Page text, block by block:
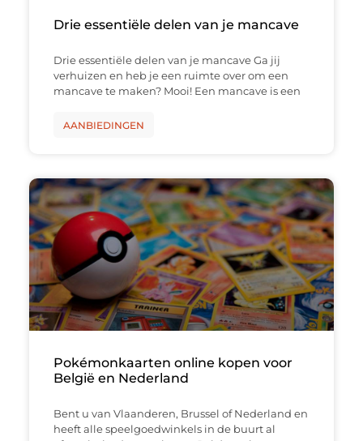
Drie essentiële delen van je mancave
Drie essentiële delen van je mancave Ga jij
verhuizen en heb je een ruimte over om een
mancave te maken? Mooi! Een mancave is een
AANBIEDINGEN
Pokémonkaarten online kopen voor
België en Nederland
Bent u van Vlaanderen, Brussel of Nederland en
heeft alle speelgoedwinkels in de buurt al